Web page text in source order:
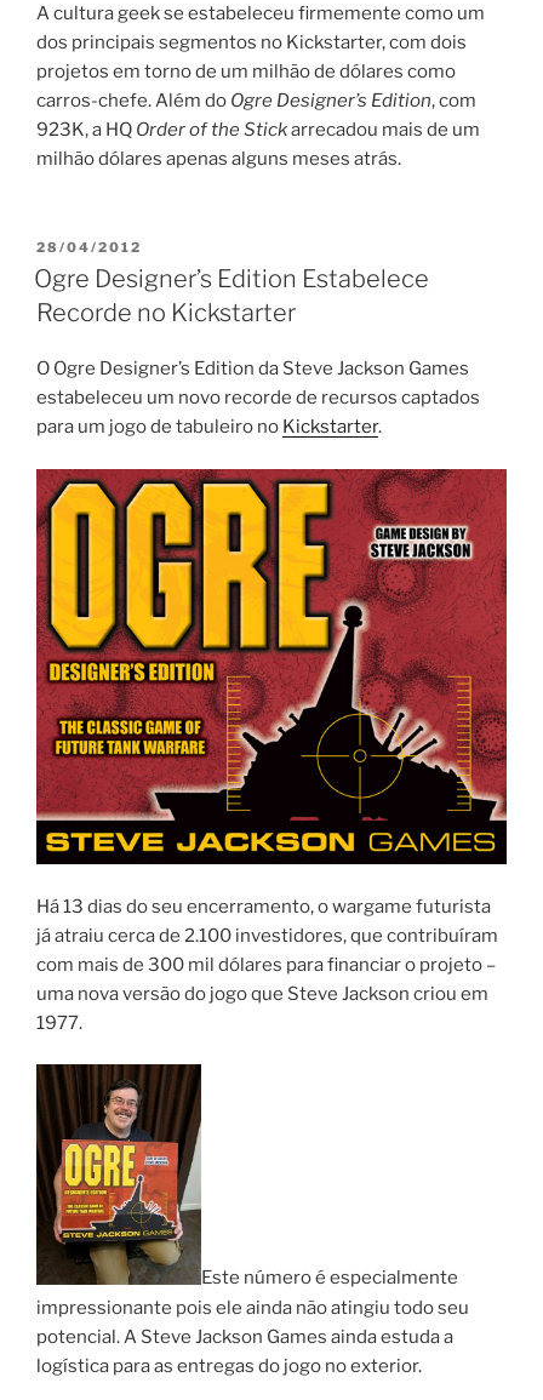
A cultura geek se estabeleceu firmemente como um
dos principais segmentos no Kickstarter, com dois
projetos em torno de um milhão de dólares como
carros-chefe. Além do Ogre Designer’s Edition, com
923K, a HQ Order of the Stickarrecadou mais de um
milhão dólares apenas alguns meses atrás.
PUBLICADO
EM
28/04/2012
Ogre Designer’s Edition Estabelece
Recorde no Kickstarter
O Ogre Designer’s Edition da Steve Jackson Games
estabeleceu um novo recorde de recursos captados
para um jogo de tabuleiro no Kickstarter.
Há 13 dias do seu encerramento, o wargame futurista
já atraiu cerca de 2.100 investidores, que contribuíram
com mais de 300 mil dólares para financiar o projeto –
uma nova versão do jogo que Steve Jackson criou em
1977.
Este número é especialmente
impressionante pois ele ainda não atingiu todo seu
potencial. A Steve Jackson Games ainda estuda a
logística para as entregas do jogo no exterior.